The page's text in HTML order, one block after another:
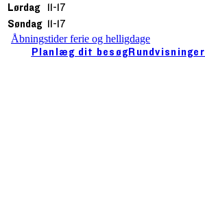
Lørdag
11-17
Søndag 11-17
Åbningstider ferie og helligdage
Planlæg dit besøgRundvisninger